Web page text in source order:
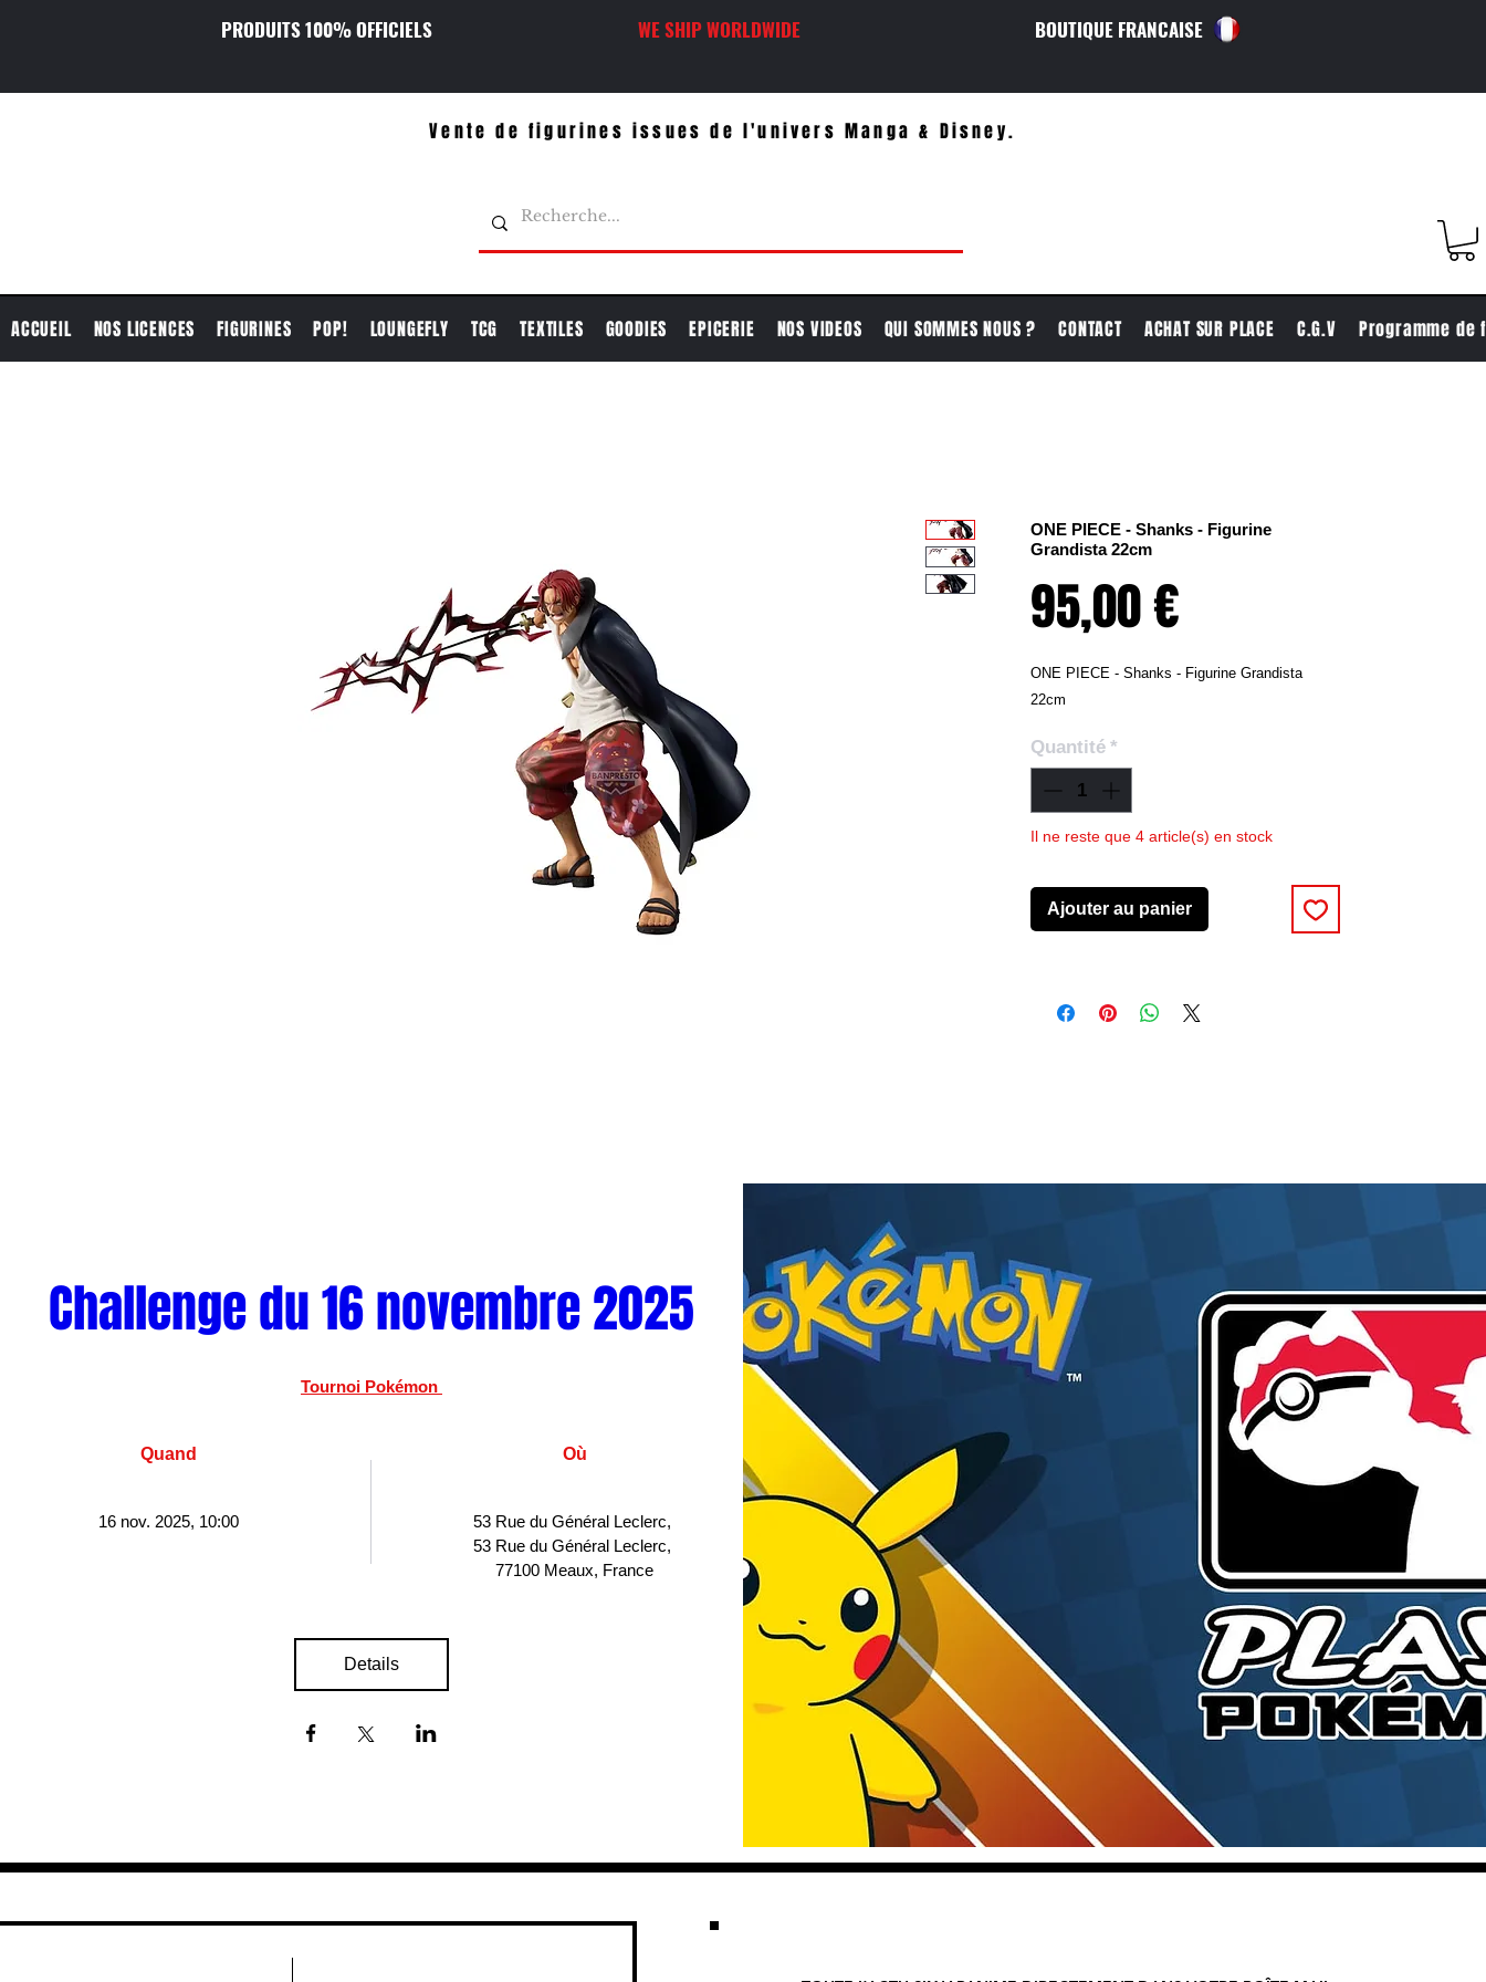
PRODUITS 100% OFFICIELS WE SHIP WORLDWIDE BOUTIQUE FRANCAISE
Vente de figurines issues de l'univers Manga & Disney.
ACCUEIL NOS LICENCES FIGURINES POP! LOUNGEFLY TCG TEXTILES GOODIES EPICERIE NOS VIDEOS QUI SOMMES NOUS ? CONTACT ACHAT SUR PLACE C.G.V Programme de
ONE PIECE - Shanks - Figurine
Grandista 22cm
95,00 €
ONE PIECE - Shanks - Figurine Grandista
22cm
Quantité *
Il ne reste que 4 article(s) en stock
Ajouter au panier
Challenge du 16 novembre 2025
Tournoi Pokémon
Quand
16 nov. 2025, 10:00
Où
53 Rue du Général Leclerc,
53 Rue du Général Leclerc,
77100 Meaux, France
Details